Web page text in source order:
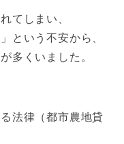
てしまい、
という不安から、
多くいました。
法律（都市農地貸